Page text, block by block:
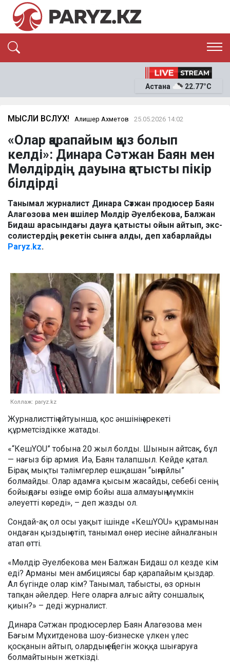
ЭКОНОМИКА
ОҚИҒА
News
Астана 22.77°C
МЫСЛИ ВСЛУХ! Алишер Ахметов 25.05.2026 14:02
«Олар қарапайым қыз болып
келді»: Динара Сәтжан Баян мен
Мөлдірдің дауына қатысты пікір
білдірді
Танымал журналист Динара Сәтжан продюсер Баян
Алагөзова мен әншілер Мөлдір Әуелбекова, Балжан
Бидаш арасындағы дауға қатысты ойын айтып, экс-
солистердің әрекетін сынға алды, деп хабарлайды
Paryz.kz.
Коллаж: paryz.kz
Журналисттің айтуынша, қос әншінің әрекеті
құрметсіздікке жатады.
«“КешYOU” тобына 20 жыл болды. Шынын айтсақ, бұл
— нағыз бір армия. Иә, Баян талапшыл. Кейде қатал.
Бірақ мықты тәлімгерлер ешқашан “ыңғайлы”
болмайды. Олар адамға қысым жасайды, себебі сенің
бойыңдағы өзің де өмір бойы аша алмауың мүмкін
әлеуетті көреді», – деп жазды ол.
Сондай-ақ ол осы уақыт ішінде «КешYOU» құрамынан
ондаған қыздың өтіп, танымал өнер иесіне айналғанын
атап өтті.
«Мөлдір Әуелбекова мен Балжан Бидаш ол кезде кім
еді? Арманы мен амбициясы бар қарапайым қыздар.
Ал бүгінде олар кім? Танымал, табысты, өз орнын
тапқан әйелдер. Неге оларға алғыс айту соншалық
қиын?» – деді журналист.
Динара Сәтжан продюсерлер Баян Алагөзова мен
Бағым Мұхитденова шоу-бизнеске үлкен үлес
қосқанын айтып, олардың еңбегін жоққа шығаруға
болмайтынын жеткізді.